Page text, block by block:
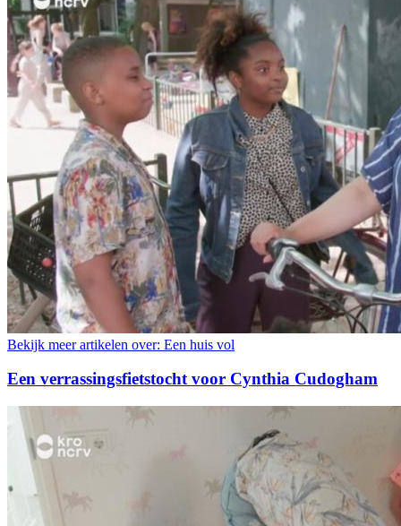
Bekijk meer artikelen over: Een huis vol
Een verrassingsfietstocht voor Cynthia Cudogham